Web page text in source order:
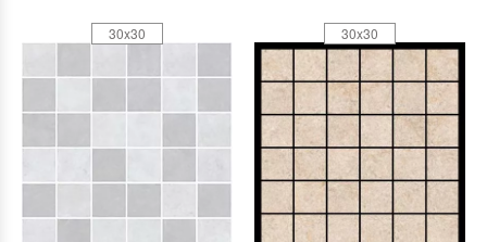
30x30 30x30